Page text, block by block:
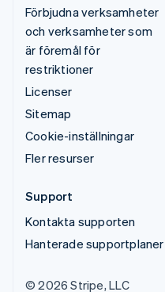
Förbjudna verksamheter
och verksamheter som
är föremål för
restriktioner
Licenser
Sitemap
Cookie-inställningar
Fler resurser
Support
Kontakta supporten
Hanterade supportplaner
© 2026 Stripe, LLC